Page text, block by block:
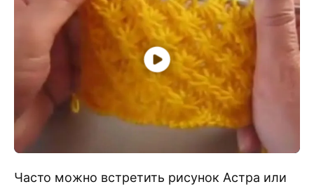
Часто можно встретить рисунок Астра или